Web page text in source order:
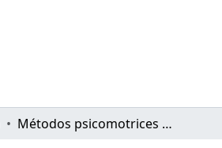
Métodos psicomotrices estimulantes para el desarrollo psicomotor y social de niños y niñas con trastorno por déficit de atención con hiperactividad